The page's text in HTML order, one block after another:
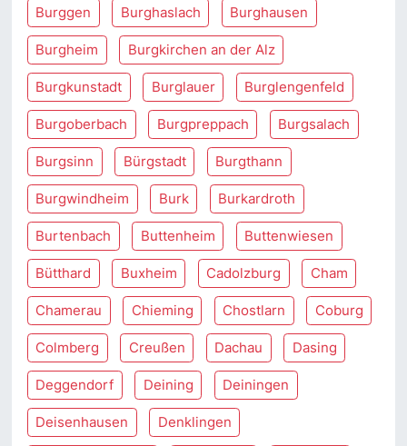
Burggen Burghaslach Burghausen
Burgheim Burgkirchen an der Alz
Burgkunstadt Burglauer Burglengenfeld
Burgoberbach Burgpreppach Burgsalach
Burgsinn Bürgstadt Burgthann
Burgwindheim Burk Burkardroth
Burtenbach Buttenheim Buttenwiesen
Bütthard Buxheim Cadolzburg Cham
Chamerau Chieming Chostlarn Coburg
Colmberg Creußen Dachau Dasing
Deggendorf Deining Deiningen
Deisenhausen Denklingen